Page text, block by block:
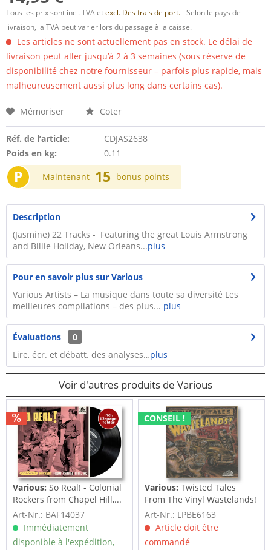
Tous les prix sont incl. TVA etexcl. Des frais de port.- Selon le pays de
livraison, la TVA peut varier lors du passage à la caisse.
Les articles ne sont actuellement pas en stock. Le délai de
livraison peut aller jusqu’à 2 à 3 semaines (sous réserve de
disponibilité chez notre fournisseur – parfois plus rapide, mais
malheureusement aussi plus long dans certains cas).
Mémoriser Coter
Réf. de l’article:
CDJAS2638
Poids en kg:
0.11
P Maintenant 15 bonus points
Description
(Jasmine) 22 Tracks - Featuring the great Louis Armstrong
and Billie Holiday, New Orleans...plus
Pour en savoir plus sur Various
Various Artists – La musique dans toute sa diversité Les
meilleures compilations – des plus... plus
Évaluations
0
Lire, écr. et débatt. des analyses…plus
Voir d'autres produits de Various
Various:So Real! - Colonial
Rockers from Chapel Hill,...
Art-Nr.: BAF14037
Immédiatement
disponible à l'expédition,
CONSEIL !
Various:Twisted Tales
From The Vinyl Wastelands!
Vol.5...
Art-Nr.: LPBE6163
Article doit être
commandé